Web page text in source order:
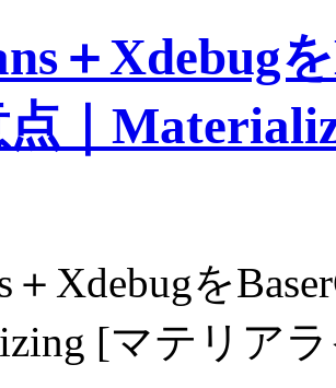
＋Xdebug
｜
＋Xdebugを
[マテリア